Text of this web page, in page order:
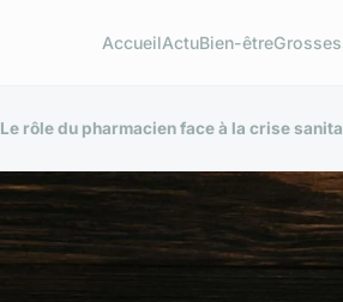
AccueilActuBien-être
Le rôle du pharmacien face à la crise